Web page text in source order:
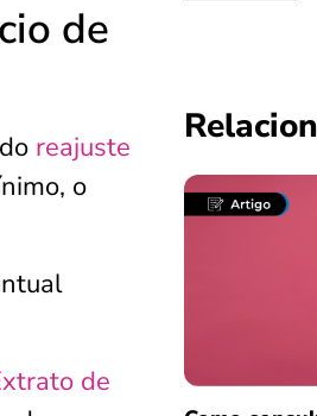
de
reajuste
o
de